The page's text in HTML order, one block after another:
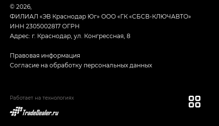
© 2026,
ФИЛИАЛ «ЭВ Краснодар Юг» ООО «ГК «СБСВ-КЛЮЧАВТО»
ИНН 2305002817ОГРН
Адрес: г. Краснодар, ул. Конгрессная, 8
Правовая информация
Согласие на обработку персональных данных
Работает на технологиях